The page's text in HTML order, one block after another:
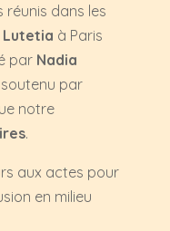
réunis dans les
Lutetia à Paris
par Nadia
par
notre
.
aux actes pour
en milieu